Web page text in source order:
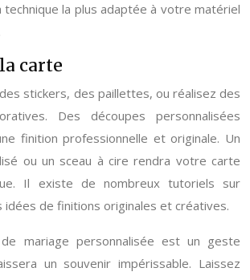
technique la plus adaptée à votre matériel
carte
stickers, des paillettes, ou réalisez des
Des découpes personnalisées
finition professionnelle et originale. Un
ou un sceau à cire rendra votre carte
Il existe de nombreux tutoriels sur
idées de finitions originales et créatives.
mariage personnalisée est un geste
un souvenir impérissable. Laissez